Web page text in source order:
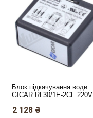
Блок підкачування води
GICAR RL30/1E-2CF 220V
2 128 ₴